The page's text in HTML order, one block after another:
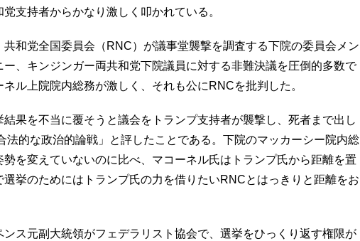
支持者からかなり激しく叩かれている。
和党全国委員会（RNC）が議事堂襲撃を調査する下院の委員会メン
ー、キンジンガー両共和党下院議員に対する非難決議を圧倒的多数で
ル上院院内総務が激しく、それも公にRNCを批判した。
果を不当に覆そうと議会をトランプ支持者が襲撃し、死者まで出し
法的な政治的論戦」と評したことである。下院のマッカーシー院内総
を変えていないのに比べ、マコーネル氏はトランプ氏から距離を置
選挙のためにはトランプ氏の力を借りたいRNCとはっきりと距離をお
ス元副大統領がフェデラリスト協会で、選挙をひっくり返す権限が